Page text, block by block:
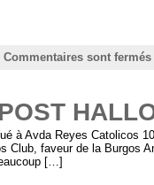
Commentaires sont fermés
à Avda Reyes Catolicos
Club, faveur de la Burgos
[…]